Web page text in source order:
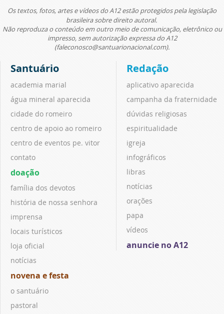
Os textos, fotos, artes e vídeos do A12 estão protegidos pela legislação
brasileira sobre direito autoral.
Não reproduza o conteúdo em outro meio de comunicação, eletrônico ou
impresso, sem autorização expressa do A12
(faleconosco@santuarionacional.com).
Santuário
academia marial
água mineral aparecida
cidade do romeiro
centro de apoio ao romeiro
centro de eventos pe. vitor
contato
doação
família dos devotos
história de nossa senhora
imprensa
locais turísticos
loja oficial
notícias
novena e festa
o santuário
pastoral
Redação
aplicativo aparecida
campanha da fraternidade
dúvidas religiosas
espiritualidade
igreja
infográficos
libras
notícias
orações
papa
vídeos
anuncie no A12